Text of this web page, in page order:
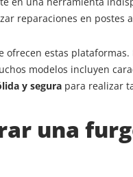
reparaciones en
estas
modelos incluyen
y segura para realizar
una